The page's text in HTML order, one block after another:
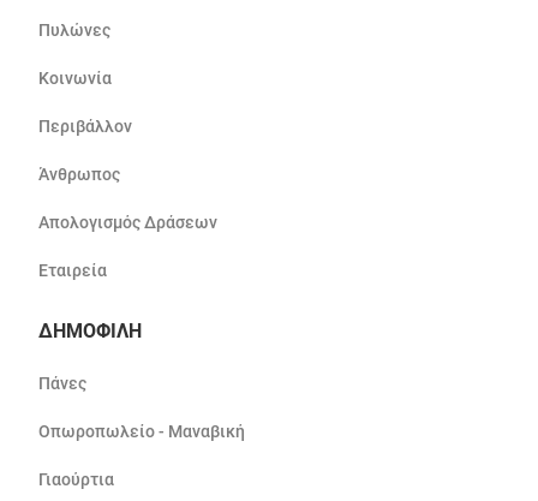
Πυλώνες
Κοινωνία
Περιβάλλον
Άνθρωπος
Απολογισμός Δράσεων
Εταιρεία
ΔΗΜΟΦΙΛΗ
Πάνες
Οπωροπωλείο - Μαναβική
Γιαούρτια